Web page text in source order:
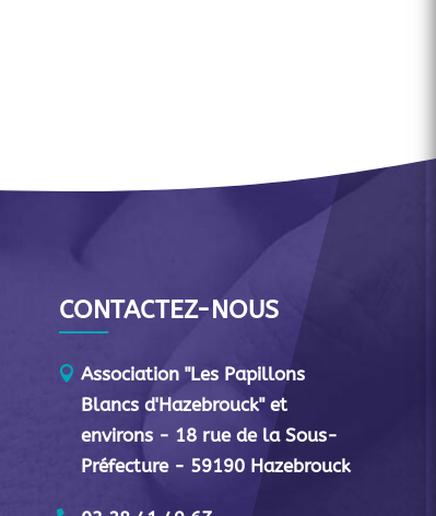
CONTACTEZ-NOUS
Association "Les Papillons
Blancs d'Hazebrouck" et
environs - 18 rue de la Sous-
Préfecture - 59190 Hazebrouck